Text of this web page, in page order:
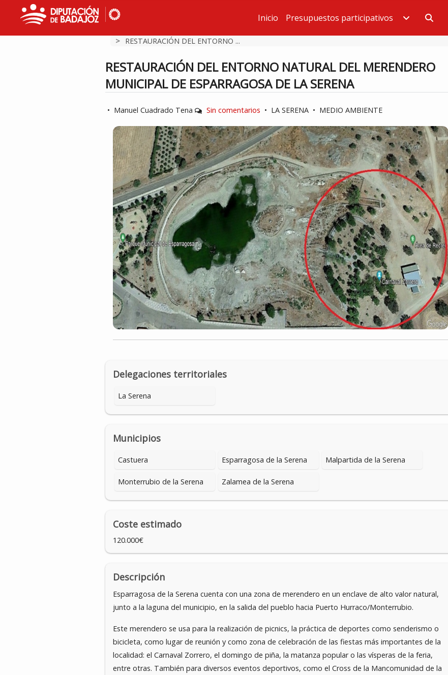
Estás en
Inicio Presupuestos participativos
> RESTAURACIÓN DEL ENTORNO ...
RESTAURACIÓN DEL ENTORNO NATURAL DEL MERENDERO
MUNICIPAL DE ESPARRAGOSA DE LA SERENA
• Manuel Cuadrado Tena Sin comentarios • LA SERENA • MEDIO AMBIENTE
Delegaciones territoriales
La Serena
Municipios
Castuera Esparragosa de la Serena Malpartida de la Serena
Monterrubio de la Serena Zalamea de la Serena
Coste estimado
120.000€
Descripción
Esparragosa de la Serena cuenta con una zona de merendero en un enclave de alto valor natural,
junto a la laguna del municipio, en la salida del pueblo hacia Puerto Hurraco/Monterrubio.
Este merendero se usa para la realización de picnics, la práctica de deportes como senderismo o
bicicleta, como lugar de reunión y como zona de celebración de las fiestas más importantes de la
localidad: el Carnaval Zorrero, el domingo de piña, la matanza popular o las vísperas de la feria,
entre otras. También para diversos eventos deportivos, como el Cross de la Mancomunidad de la